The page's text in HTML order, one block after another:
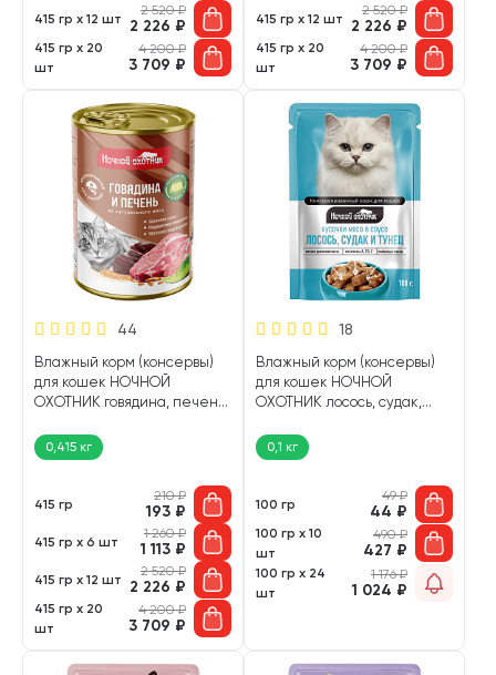
415 гр х 12 шт
2 520₽
2 226 ₽
415 гр х 20
шт
4 200₽
3 709 ₽
415 гр х 12 шт
2 520₽
2 226 ₽
415 гр х 20
шт
4 200₽
3 709 ₽
44
Влажный корм (консервы)
для кошек НОЧНОЙ
ОХОТНИК говядина, печень
0,415 кг
415 гр
210₽
193 ₽
415 гр х 6 шт
1 260₽
1 113 ₽
415 гр х 12 шт
2 520₽
2 226 ₽
415 гр х 20
шт
4 200₽
3 709 ₽
18
Влажный корм (консервы)
для кошек НОЧНОЙ
ОХОТНИК лосось, судак,
0,1 кг
100 гр
49₽
44 ₽
100 гр х 10
шт
490₽
427 ₽
100 гр х 24
шт
1 176₽
1 024 ₽